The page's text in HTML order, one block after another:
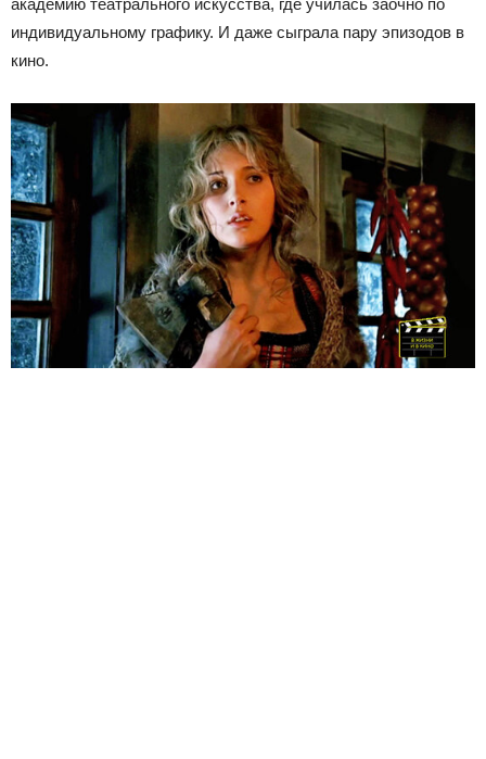
индивидуальному графику. И даже сыграла пару эпизодов в
кино.